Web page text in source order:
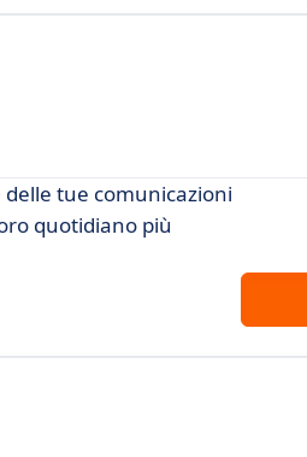
tue comunicazioni
quotidiano più